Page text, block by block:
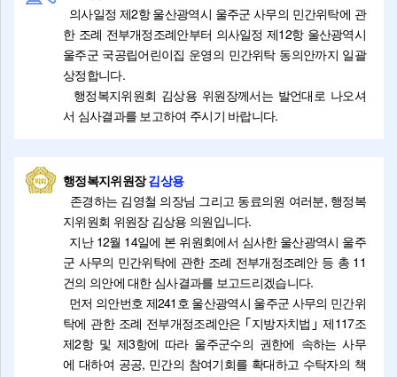
의사일정 제2항 울산광역시 울주군 사무의 민간위탁에 관
한 조례 전부개정조례안부터 의사일정 제12항 울산광역시
울주군 국공립어린이집 운영의 민간위탁 동의안까지 일괄
상정합니다.
행정복지위원회 김상용 위원장께서는 발언대로 나오셔
서 심사결과를 보고하여 주시기 바랍니다.
행정복지위원장김상용
존경하는 김영철 의장님 그리고 동료의원 여러분, 행정복
지위원회 위원장 김상용 의원입니다.
지난 12월 14일에 본 위원회에서 심사한 울산광역시 울주
군 사무의 민간위탁에 관한 조례 전부개정조례안 등 총 11
건의 의안에 대한 심사결과를 보고드리겠습니다.
먼저 의안번호 제241호 울산광역시 울주군 사무의 민간위
탁에 관한 조례 전부개정조례안은 ｢지방자치법｣ 제117조
제2항 및 제3항에 따라 울주군수의 권한에 속하는 사무
에 대하여 공공, 민간의 참여기회를 확대하고 수탁자의 책